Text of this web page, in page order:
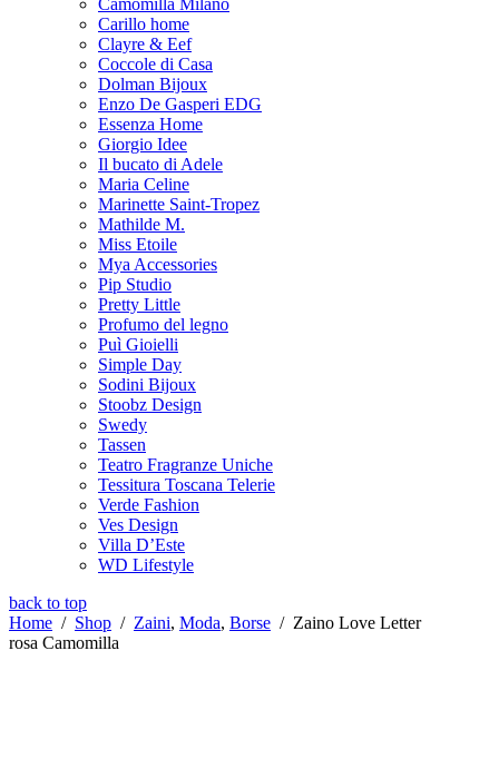
Carillo home
Clayre & Eef
Coccole di Casa
Dolman Bijoux
Enzo De Gasperi EDG
Essenza Home
Giorgio Idee
Il bucato di Adele
Maria Celine
Marinette Saint-Tropez
Mathilde M.
Miss Etoile
Mya Accessories
Pip Studio
Pretty Little
Profumo del legno
Puì Gioielli
Simple Day
Sodini Bijoux
Stoobz Design
Swedy
Tassen
Teatro Fragranze Uniche
Tessitura Toscana Telerie
Verde Fashion
Ves Design
Villa D’Este
WD Lifestyle
back to top
Home / Shop / Zaini, Moda, Borse / Zaino Love Letter
rosa Camomilla